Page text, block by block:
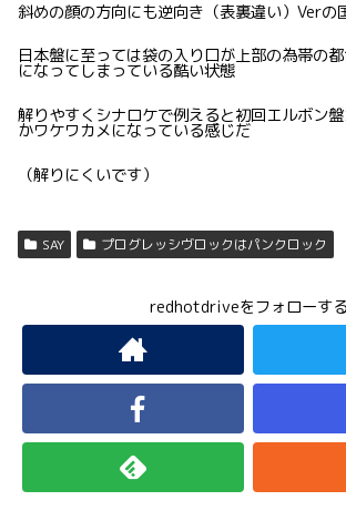
斜めの顔の方向にも逆向き（表裏違い）Verの
日本盤に至っては袋の入り口が上部の為帯の
になってしまっている酷い状態
解りやすくシナロケで例えると初回エルボン
かワケワカメになっている感じだ
（解りにくいです）
SAY プログレッシヴロックはパンクロック
redhotdriveをフォローする